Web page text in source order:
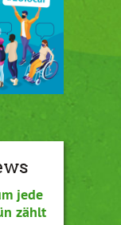
jede
zählt